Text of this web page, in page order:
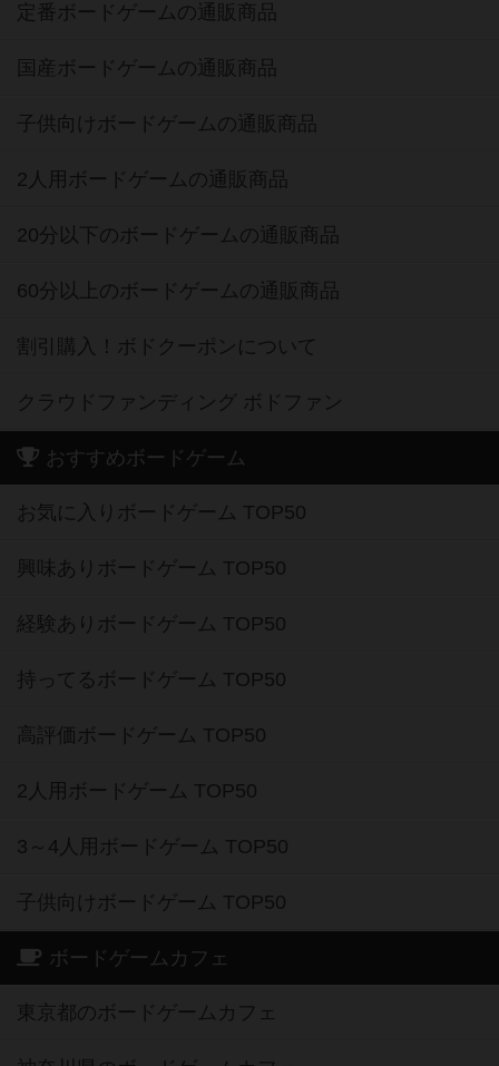
定番ボードゲームの通販商品
国産ボードゲームの通販商品
子供向けボードゲームの通販商品
2人用ボードゲームの通販商品
20分以下のボードゲームの通販商品
60分以上のボードゲームの通販商品
割引購入！ボドクーポンについて
クラウドファンディング ボドファン
おすすめボードゲーム
お気に入りボードゲーム TOP50
興味ありボードゲーム TOP50
経験ありボードゲーム TOP50
持ってるボードゲーム TOP50
高評価ボードゲーム TOP50
2人用ボードゲーム TOP50
3～4人用ボードゲーム TOP50
子供向けボードゲーム TOP50
ボードゲームカフェ
東京都のボードゲームカフェ